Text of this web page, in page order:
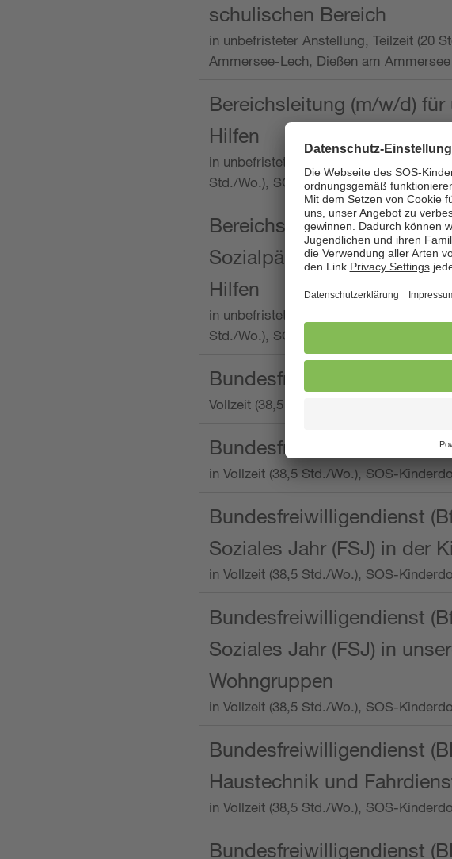
schulischen Bereich
in unbefristeter Anstellung, Teilzeit (20
Ammersee-Lech, Dießen am Ammersee
Bereichsleitung (m/w/d) für
Hilfen
in unbefristeter Anstellung, Vollzeit oder
Std./Wo.), SOS-Kinderdorf Worpswede,
Bereichsleitung mit der
Sozialpädagogin (m/w/d)
Hilfen
in unbefristeter Anstellung, Vollzeit oder
Std./Wo.), SOS-Kinderdorf Oberpfalz,
Bundesfreiwilligendienst
Vollzeit (38,5 Stunden pro Woche),
Bundesfreiwilligendienst
in Vollzeit (38,5 Std./Wo.), SOS-
Bundesfreiwilligendienst
Soziales Jahr (FSJ) in der
in Vollzeit (38,5 Std./Wo.), SOS-
Bundesfreiwilligendienst
Soziales Jahr (FSJ) in
Wohngruppen
in Vollzeit (38,5 Std./Wo.), SOS-
Bundesfreiwilligendienst
Haustechnik und
in Vollzeit (38,5 Std./Wo.), SOS-
Bundesfreiwilligendienst